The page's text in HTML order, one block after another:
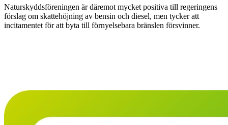
Naturskyddsföreningen är däremot mycket positiva till regeringens
förslag om skattehöjning av bensin och diesel, men tycker att
incitamentet för att byta till förnyelsebara bränslen försvinner.